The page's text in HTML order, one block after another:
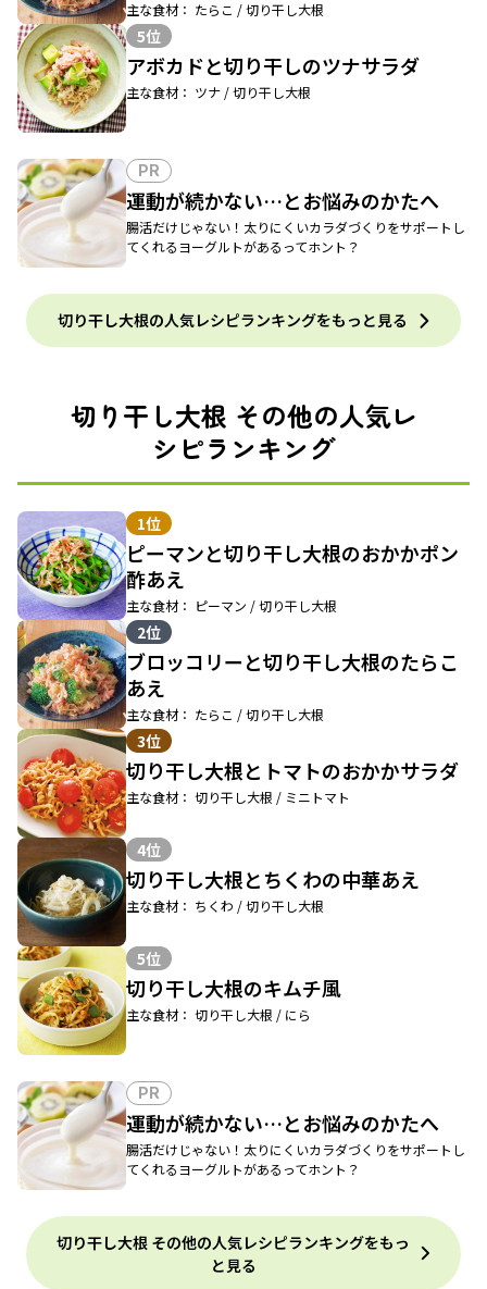
主な食材： たらこ / 切り干し大根
5位
アボカドと切り干しのツナサラダ
主な食材： ツナ / 切り干し大根
PR
運動が続かない…とお悩みのかたへ
腸活だけじゃない！太りにくいカラダづくりをサポートし
てくれるヨーグルトがあるってホント？
切り干し大根の人気レシピランキングをもっと見る
切り干し大根 その他の人気レ
シピランキング
1位
ピーマンと切り干し大根のおかかポン
酢あえ
主な食材： ピーマン / 切り干し大根
2位
ブロッコリーと切り干し大根のたらこ
あえ
主な食材： たらこ / 切り干し大根
3位
切り干し大根とトマトのおかかサラダ
主な食材： 切り干し大根 / ミニトマト
4位
切り干し大根とちくわの中華あえ
主な食材： ちくわ / 切り干し大根
5位
切り干し大根のキムチ風
主な食材： 切り干し大根 / にら
PR
運動が続かない…とお悩みのかたへ
腸活だけじゃない！太りにくいカラダづくりをサポートし
てくれるヨーグルトがあるってホント？
切り干し大根 その他の人気レシピランキングをもっ
と見る